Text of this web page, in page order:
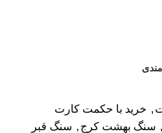
, خرید با حکمت کارت
, سنگ بهشت کرج , سنگ قبر